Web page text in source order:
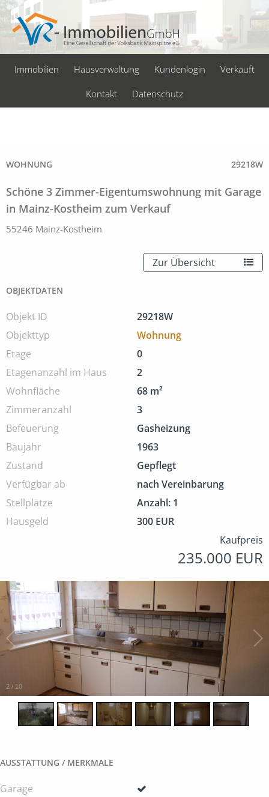
Immobilien Hausverwaltung Kundenlogin Verkauft
Kontakt Datenschutz
WOHNUNG 29218W
Schöne 3 Zimmer-Eigentumswohnung mit Garage
in Mainz-Kostheim zum Verkauf
55246 Mainz-Kostheim
Zur Übersicht
OBJEKTDATEN
Objekt ID
29218W
Objekttyp
Wohnung
Etage
0
Etagenanzahl im Haus
2
Wohnfläche
68 m²
Zimmer­anzahl
3
Befeuerung
Gasheizung
Baujahr
1963
Zustand
Gepflegt
Verfügbar ab
nach Vereinbarung
Stellplätze
Anzahl: 1
Hausgeld
300 EUR
Kaufpreis
235.000 EUR
2 / 10
AUSSTATTUNG / MERKMALE
Garage